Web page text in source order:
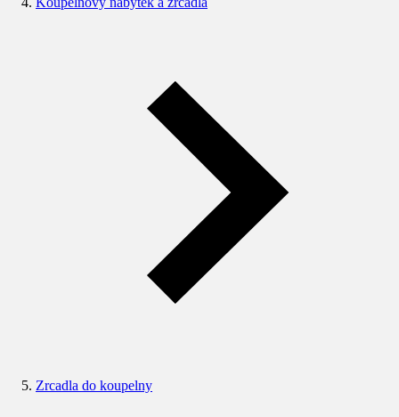
Zrcadla do koupelny